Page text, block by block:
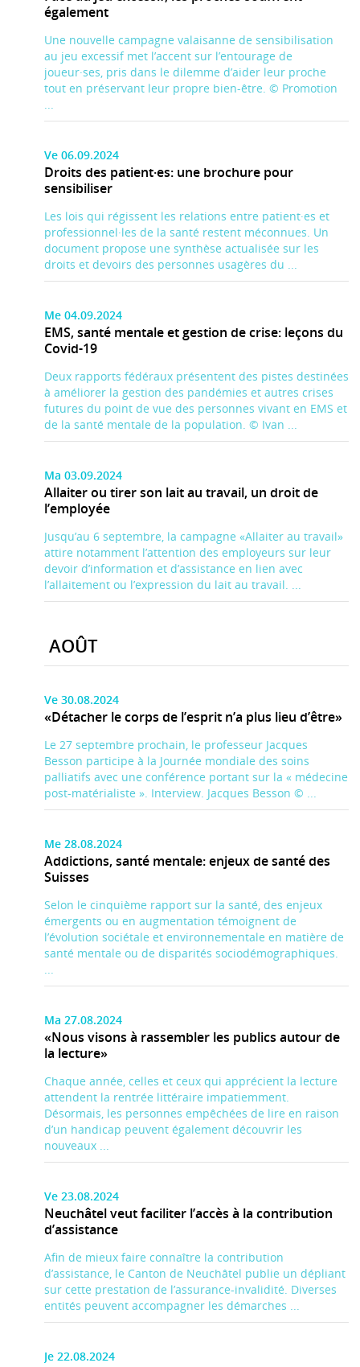
également
Une nouvelle campagne valaisanne de sensibilisation
au jeu excessif met l’accent sur l’entourage de
joueur·ses, pris dans le dilemme d’aider leur proche
tout en préservant leur propre bien-être. © Promotion
...
Ve 06.09.2024
Droits des patient·es: une brochure pour
sensibiliser
Les lois qui régissent les relations entre patient·es et
professionnel·les de la santé restent méconnues. Un
document propose une synthèse actualisée sur les
droits et devoirs des personnes usagères du ...
Me 04.09.2024
EMS, santé mentale et gestion de crise: leçons du
Covid-19
Deux rapports fédéraux présentent des pistes destinées
à améliorer la gestion des pandémies et autres crises
futures du point de vue des personnes vivant en EMS et
de la santé mentale de la population. © Ivan ...
Ma 03.09.2024
Allaiter ou tirer son lait au travail, un droit de
l’employée
Jusqu’au 6 septembre, la campagne «Allaiter au travail»
attire notamment l’attention des employeurs sur leur
devoir d’information et d’assistance en lien avec
l’allaitement ou l’expression du lait au travail. ...
AOÛT
Ve 30.08.2024
«Détacher le corps de l’esprit n’a plus lieu d’être»
Le 27 septembre prochain, le professeur Jacques
Besson participe à la Journée mondiale des soins
palliatifs avec une conférence portant sur la « médecine
post-matérialiste ». Interview. Jacques Besson © ...
Me 28.08.2024
Addictions, santé mentale: enjeux de santé des
Suisses
Selon le cinquième rapport sur la santé, des enjeux
émergents ou en augmentation témoignent de
l’évolution sociétale et environnementale en matière de
santé mentale ou de disparités sociodémographiques.
...
Ma 27.08.2024
«Nous visons à rassembler les publics autour de
la lecture»
Chaque année, celles et ceux qui apprécient la lecture
attendent la rentrée littéraire impatiemment.
Désormais, les personnes empêchées de lire en raison
d’un handicap peuvent également découvrir les
nouveaux ...
Ve 23.08.2024
Neuchâtel veut faciliter l’accès à la contribution
d’assistance
Afin de mieux faire connaître la contribution
d’assistance, le Canton de Neuchâtel publie un dépliant
sur cette prestation de l’assurance-invalidité. Diverses
entités peuvent accompagner les démarches ...
Je 22.08.2024